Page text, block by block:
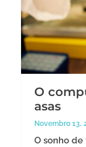
O
asas
Novembro 13,
O sonho